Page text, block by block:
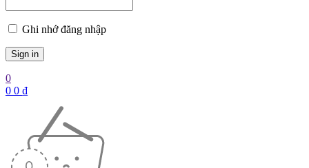
Ghi nhớ đăng nhập
0
0 0 ₫